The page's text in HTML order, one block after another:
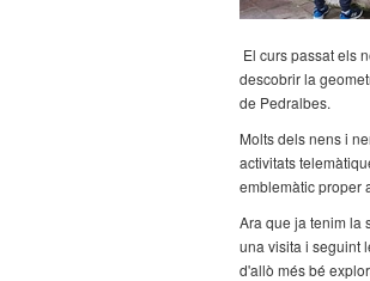
El curs passat els
descobrir la
de Pedralbes.
Molts dels nens i
activitats
emblemàtic proper
Ara que ja tenim la
una visita i seguint
d'allò més bé